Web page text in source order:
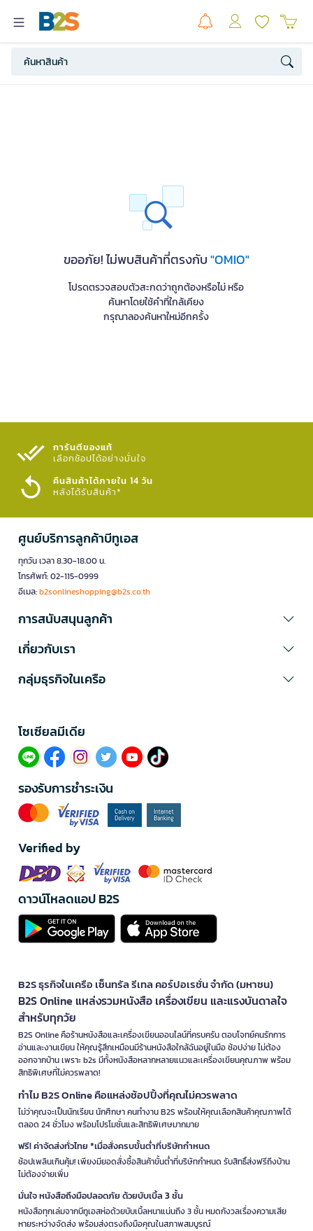
ขออภัย! ไม่พบสินค้าที่ตรงกับ"OMIO"
โปรดตรวจสอบตัวสะกดว่าถูกต้องหรือไม่ หรือ
ค้นหาโดยใช้คำที่ใกล้เคียง
กรุณาลองค้นหาใหม่อีกครั้ง
การันตีของแท้
เลือกช้อปได้อย่างมั่นใจ​
คืนสินค้าได้ภายใน 14 วัน
หลังได้รับสินค้า*
ศูนย์บริการลูกค้าบีทูเอส
ทุกวัน เวลา 8.30-18.00 น.
โทรศัพท์: 02-115-0999
อีเมล:b2sonlineshopping@b2s.co.th
การสนับสนุนลูกค้า
เกี่ยวกับเรา
กลุ่มธุรกิจในเครือ
โซเซียลมีเดีย​
รองรับการชำระเงิน
Verified by
ดาวน์โหลดแอป B2S
B2S ธุรกิจในเครือ เซ็นทรัล รีเทล คอร์ปอเรชั่น จำกัด (มหาชน)
B2S Online แหล่งรวมหนังสือ เครื่องเขียน และแรงบันดาลใจ
สำหรับทุกวัย
B2S Online คือร้านหนังสือและเครื่องเขียนออนไลน์ที่ครบครัน ตอบโจทย์คนรักการ
อ่านและงานเขียน ให้คุณรู้สึกเหมือนมีร้านหนังสือใกล้ฉันอยู่ในมือ ช้อปง่าย ไม่ต้อง
ออกจากบ้าน เพราะ b2s มีทั้งหนังสือหลากหลายแนวและเครื่องเขียนคุณภาพ พร้อม
สิทธิพิเศษที่ไม่ควรพลาด!
ทำไม B2S Online คือแหล่งช้อปปิ้งที่คุณไม่ควรพลาด
ไม่ว่าคุณจะเป็นนักเรียน นักศึกษา คนทำงาน B2S พร้อมให้คุณเลือกสินค้าคุณภาพได้
ตลอด 24 ชั่วโมง พร้อมโปรโมชั่นและสิทธิพิเศษมากมาย
ฟรี! ค่าจัดส่งทั่วไทย *เมื่อสั่งครบขั้นต่ำที่บริษัทกำหนด
ช้อปเพลินเกินคุ้ม! เพียงมียอดสั่งซื้อสินค้าขั้นต่ำที่บริษัทกำหนด รับสิทธิ์ส่งฟรีถึงบ้าน
ไม่ต้องจ่ายเพิ่ม
มั่นใจ หนังสือถึงมือปลอดภัย ด้วยบับเบิ้ล 3 ชั้น
หนังสือทุกเล่มจากบีทูเอสห่อด้วยบับเบิ้ลหนาแน่นถึง 3 ชั้น หมดกังวลเรื่องความเสีย
หายระหว่างจัดส่ง พร้อมส่งตรงถึงมือคุณในสภาพสมบูรณ์